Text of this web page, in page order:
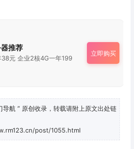
推荐
元 企业2核4G一年199
立即购买
导航 ” 原创收录，转载请附上原文出处链
post/1055.html